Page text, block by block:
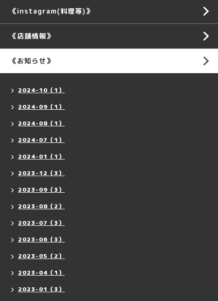
《instagram(料理等)》
《店舗情報》
《お知らせ》
2024-10（1）
2024-09（1）
2024-08（1）
2024-07（1）
2024-01（1）
2023-12（3）
2023-09（3）
2023-08（2）
2023-07（3）
2023-06（3）
2023-05（2）
2023-04（1）
2023-01（3）